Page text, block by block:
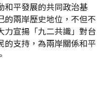
和平發展的共同政治基
的兩岸歷史地位，不但不
力宣揚「九二共識」對台
的支持，為兩岸關係和平